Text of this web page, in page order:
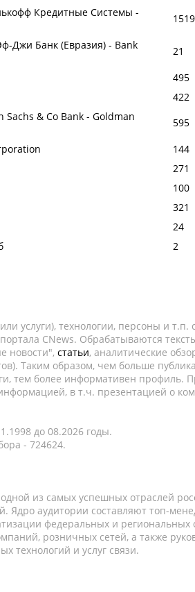
Кредитные Системы -
1519
Джи Банк (Евразия) - Bank
21
495
422
Sachs & Co Bank - Goldman
595
144
271
100
321
24
2
услуги), технологии, персоны и т.п.
CNews. Обрабатываются
новости", статьи, аналитические
Таким образом, чем больше
тем более информативен профиль.
в т.ч. презентацией о
до 08.2026 годы.
- 724624.
из самых успешных отраслей
Ядро аудитории составляют топ-
федеральных и региональных
розничных сетей, а также
технологий и услуг связи.